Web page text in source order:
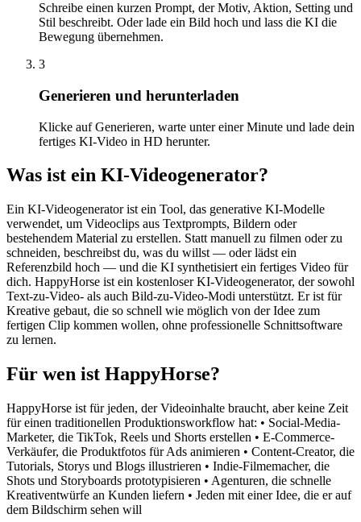
Schreibe einen kurzen Prompt, der Motiv, Aktion, Setting und
Stil beschreibt. Oder lade ein Bild hoch und lass die KI die
Bewegung übernehmen.
3
Generieren und herunterladen
Klicke auf Generieren, warte unter einer Minute und lade dein
fertiges KI-Video in HD herunter.
Was ist ein KI-Videogenerator?
Ein KI-Videogenerator ist ein Tool, das generative KI-Modelle
verwendet, um Videoclips aus Textprompts, Bildern oder
bestehendem Material zu erstellen. Statt manuell zu filmen oder zu
schneiden, beschreibst du, was du willst — oder lädst ein
Referenzbild hoch — und die KI synthetisiert ein fertiges Video für
dich. HappyHorse ist ein kostenloser KI-Videogenerator, der sowohl
Text-zu-Video- als auch Bild-zu-Video-Modi unterstützt. Er ist für
Kreative gebaut, die so schnell wie möglich von der Idee zum
fertigen Clip kommen wollen, ohne professionelle Schnittsoftware
zu lernen.
Für wen ist HappyHorse?
HappyHorse ist für jeden, der Videoinhalte braucht, aber keine Zeit
für einen traditionellen Produktionsworkflow hat: • Social-Media-
Marketer, die TikTok, Reels und Shorts erstellen • E-Commerce-
Verkäufer, die Produktfotos für Ads animieren • Content-Creator, die
Tutorials, Storys und Blogs illustrieren • Indie-Filmemacher, die
Shots und Storyboards prototypisieren • Agenturen, die schnelle
Kreativentwürfe an Kunden liefern • Jeden mit einer Idee, die er auf
dem Bildschirm sehen will